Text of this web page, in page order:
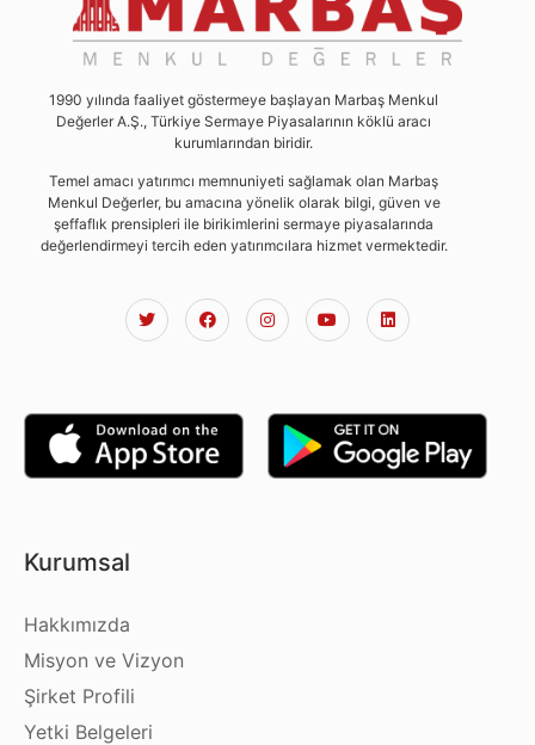
1990 yılında faaliyet göstermeye başlayan Marbaş Menkul
Değerler A.Ş., Türkiye Sermaye Piyasalarının köklü aracı
kurumlarından biridir.
Temel amacı yatırımcı memnuniyeti sağlamak olan Marbaş
Menkul Değerler, bu amacına yönelik olarak bilgi, güven ve
şeffaflık prensipleri ile birikimlerini sermaye piyasalarında
değerlendirmeyi tercih eden yatırımcılara hizmet vermektedir.
Kurumsal
Hakkımızda
Misyon ve Vizyon
Şirket Profili
Yetki Belgeleri